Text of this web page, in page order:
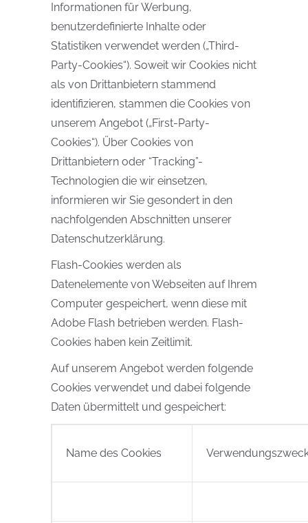
Informationen für Werbung,
benutzerdefinierte Inhalte oder
Statistiken verwendet werden („Third-
Party-Cookies“). Soweit wir Cookies nicht
als von Drittanbietern stammend
identifizieren, stammen die Cookies von
unserem Angebot („First-Party-
Cookies“). Über Cookies von
Drittanbietern oder “Tracking”-
Technologien die wir einsetzen,
informieren wir Sie gesondert in den
nachfolgenden Abschnitten unserer
Datenschutzerklärung.
Flash-Cookies werden als
Datenelemente von Webseiten auf Ihrem
Computer gespeichert, wenn diese mit
Adobe Flash betrieben werden. Flash-
Cookies haben kein Zeitlimit.
Auf unserem Angebot werden folgende
Cookies verwendet und dabei folgende
Daten übermittelt und gespeichert:
Name des Cookies